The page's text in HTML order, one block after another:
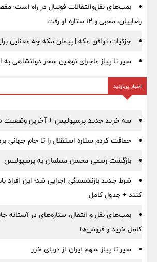
بمب‌های نقل‌وانتقالات فوتبال در راه است؛
رضاییان، محبی و ۱۲ ستاره لو رفت
جزئیات توافق مکه | پیمان مکه چه معنایی
سیر تا پیاز ماجرای توهین سحر دولتشاهی به
اخبار پربازدید
سه خرید جدید پرسپولیس + آخرین وضعیت
حماقت کردم ستاره استقلال را تا جام جهانی
بازگشت رسمی محسن مسلمان به پرسپولیس
کنند + جدول کامل
بمب‌های نقل و انتقال، ستاره‌های در آستانه
کامل خرید و فروش‌ها
سیر تا پیاز سهم ایران از دریای خزر